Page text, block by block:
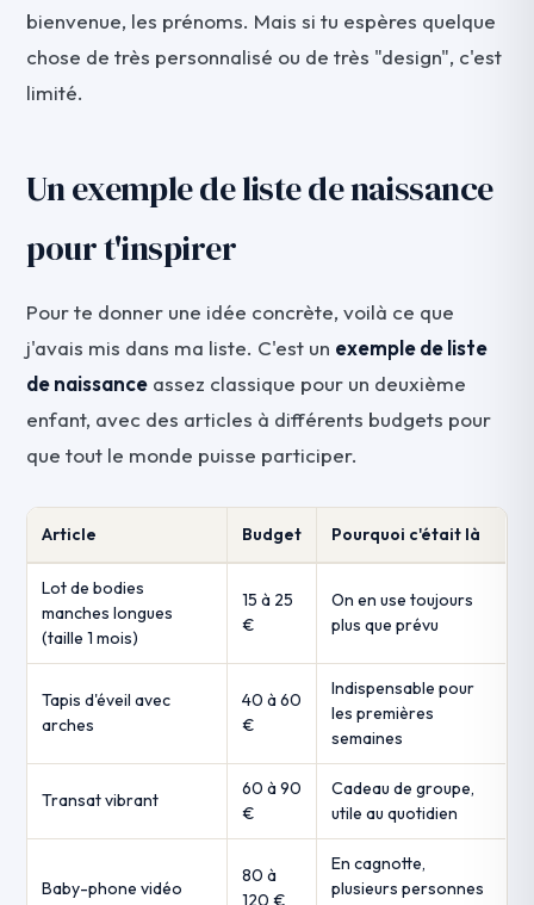
bienvenue, les prénoms. Mais si tu espères quelque
chose de très personnalisé ou de très "design", c'est
limité.
Un exemple de liste de naissance
pour t'inspirer
Pour te donner une idée concrète, voilà ce que
j'avais mis dans ma liste. C'est un exemple de liste
de naissance assez classique pour un deuxième
enfant, avec des articles à différents budgets pour
que tout le monde puisse participer.
Article Budget Pourquoi c'était là
Lot de bodies
manches longues
(taille 1 mois)
15 à 25
€
On en use toujours
plus que prévu
Tapis d'éveil avec
arches
40 à 60
€
Indispensable pour
les premières
semaines
Transat vibrant
60 à 90
€
Cadeau de groupe,
utile au quotidien
Baby-phone vidéo
80 à
En cagnotte,
plusieurs personnes